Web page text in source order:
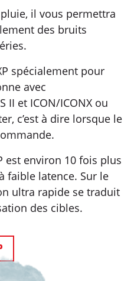
il vous permettra
des bruits
spécialement pour
avec
II et ICON/ICONX ou
c’est à dire lorsque le
est environ 10 fois plus
faible latence. Sur le
ultra rapide se traduit
des cibles.